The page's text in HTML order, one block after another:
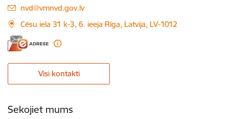
E-pasts:
nvd@vmnvd.gov.lv
Cēsu iela 31 k-3, 6. ieeja Rīga, Latvija, LV-1012
Visi kontakti
Sekojiet mums